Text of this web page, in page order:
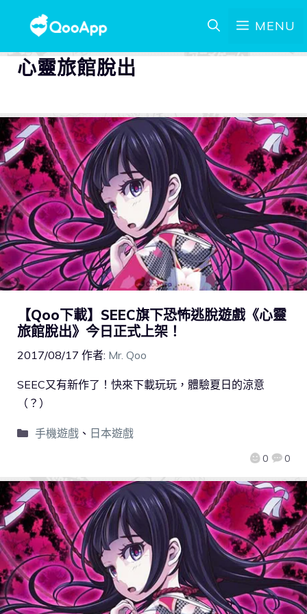
MENU
心靈旅館脫出
【Qoo下載】SEEC旗下恐怖逃脫遊戲《心靈
旅館脫出》今日正式上架！
2017/08/17 作者: Mr. Qoo
0 0
SEEC又有新作了！快來下載玩玩，體驗夏日的涼意
（？）
手機遊戲、 日本遊戲